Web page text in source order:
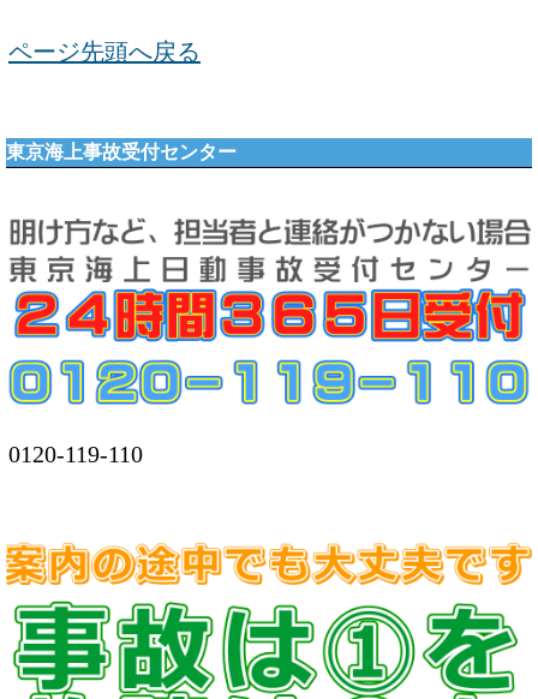
ページ先頭へ戻る
東京海上事故受付センター
0120-119-110